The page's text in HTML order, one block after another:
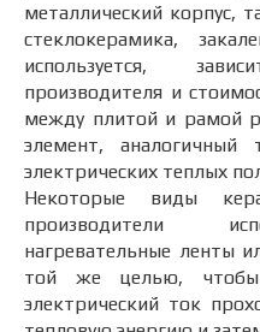
металлический корпус,
стеклокерамика,
используется,
производителя и
между плитой и рамой
элемент, аналогичный
электрических теплых
Некоторые виды
производители
нагревательные ленты
той же целью, чтобы
электрический ток